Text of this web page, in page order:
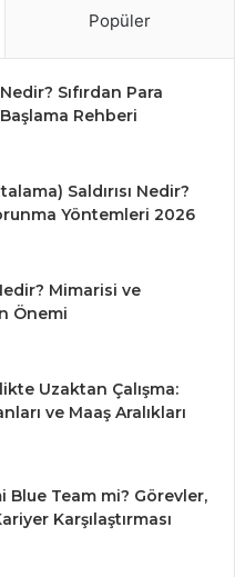
Popüler
Sıfırdan Para
Rehberi
Saldırısı Nedir?
Yöntemleri 2026
Mimarisi ve
Önemi
Uzaktan Çalışma:
ve Maaş Aralıkları
Blue Team mi? Görevler,
Karşılaştırması